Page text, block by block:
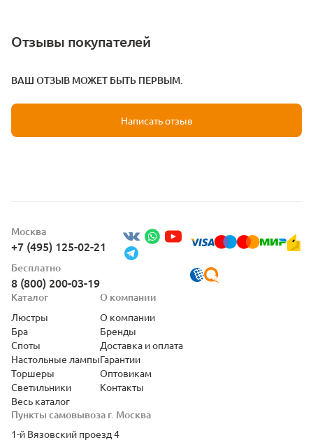
Отзывы покупателей
ВАШ ОТЗЫВ МОЖЕТ БЫТЬ ПЕРВЫМ.
Написать отзыв
Москва
+7 (495) 125-02-21
Бесплатно
8 (800) 200-03-19
Пункты самовывоза г. Москва
1-й Вязовский проезд 4
Каталог
Люстры
Бра
Споты
Настольные лампы
Торшеры
Светильники
Весь каталог
О компании
О компании
Бренды
Доставка и оплата
Гарантии
Оптовикам
Контакты